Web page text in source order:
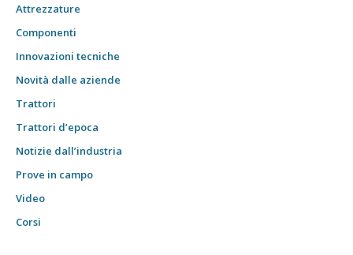
Attrezzature
Componenti
Innovazioni tecniche
Novità dalle aziende
Trattori
Trattori d’epoca
Notizie dall’industria
Prove in campo
Video
Corsi